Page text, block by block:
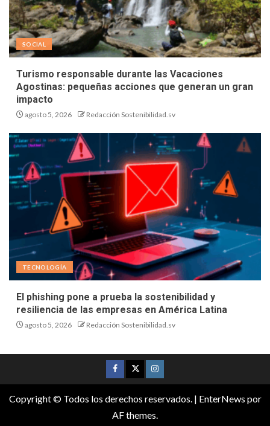
SOCIAL
Turismo responsable durante las Vacaciones
Agostinas: pequeñas acciones que generan un gran
impacto
agosto 5, 2026 Redacción Sostenibilidad.sv
TECNOLOGÍA
El phishing pone a prueba la sostenibilidad y
resiliencia de las empresas en América Latina
agosto 5, 2026 Redacción Sostenibilidad.sv
Copyright © Todos los derechos reservados. | EnterNews por
AF themes.